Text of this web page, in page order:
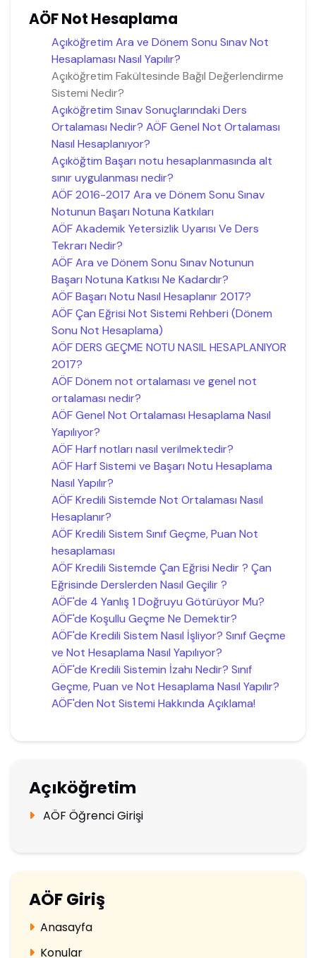
AÖF Not Hesaplama
Açıköğretim Ara ve Dönem Sonu Sınav Not
Hesaplaması Nasıl Yapılır?
Açıköğretim Fakültesinde Bağıl Değerlendirme
Sistemi Nedir?
Açıköğretim Sınav Sonuçlarındaki Ders
Ortalaması Nedir? AÖF Genel Not Ortalaması
Nasıl Hesaplanıyor?
Açıköğtim Başarı notu hesaplanmasında alt
sınır uygulanması nedir?
AÖF 2016-2017 Ara ve Dönem Sonu Sınav
Notunun Başarı Notuna Katkıları
AÖF Akademik Yetersizlik Uyarısı Ve Ders
Tekrarı Nedir?
AÖF Ara ve Dönem Sonu Sınav Notunun
Başarı Notuna Katkısı Ne Kadardır?
AÖF Başarı Notu Nasıl Hesaplanır 2017?
AÖF Çan Eğrisi Not Sistemi Rehberi (Dönem
Sonu Not Hesaplama)
AÖF DERS GEÇME NOTU NASIL HESAPLANIYOR
2017?
AÖF Dönem not ortalaması ve genel not
ortalaması nedir?
AÖF Genel Not Ortalaması Hesaplama Nasıl
Yapılıyor?
AÖF Harf notları nasıl verilmektedir?
AÖF Harf Sistemi ve Başarı Notu Hesaplama
Nasıl Yapılır?
AÖF Kredili Sistemde Not Ortalaması Nasıl
Hesaplanır?
AÖF Kredili Sistem Sınıf Geçme, Puan Not
hesaplaması
AÖF Kredili Sistemde Çan Eğrisi Nedir ? Çan
Eğrisinde Derslerden Nasıl Geçilir ?
AÖF'de 4 Yanlış 1 Doğruyu Götürüyor Mu?
AÖF'de Koşullu Geçme Ne Demektir?
AÖF'de Kredili Sistem Nasıl İşliyor? Sınıf Geçme
ve Not Hesaplama Nasıl Yapılıyor?
AÖF'de Kredili Sistemin İzahı Nedir? Sınıf
Geçme, Puan ve Not Hesaplama Nasıl Yapılır?
AÖF'den Not Sistemi Hakkında Açıklama!
Açıköğretim
AÖF Öğrenci Girişi
AÖF Giriş
Anasayfa
Konular